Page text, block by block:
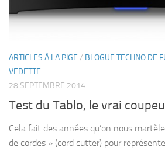
ARTICLES À LA PIGE / BLOGUE TECHNO DE
VEDETTE
28 SEPTEMBRE 2014
Test du Tablo, le vrai
Cela fait des années qu’on nous
de cordes » (cord cutter) pour